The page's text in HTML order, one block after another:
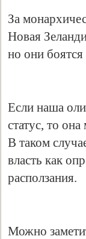
За
Новая
но они боятся
Если наша
статус, то
В таком
власть как
расползания.
Можно